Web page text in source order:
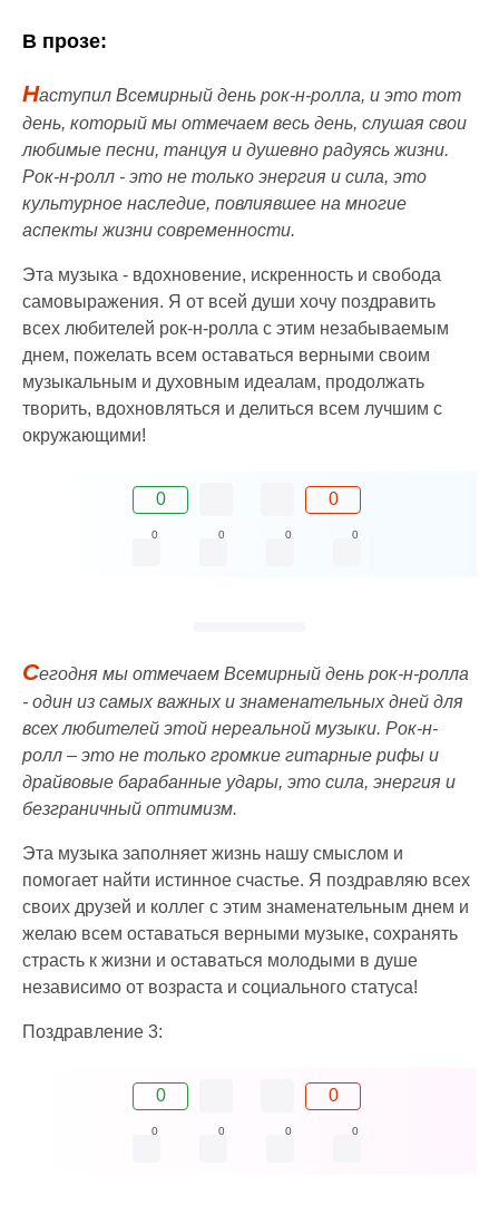
В прозе:
Наступил Всемирный день рок-н-ролла, и это тот
день, который мы отмечаем весь день, слушая свои
любимые песни, танцуя и душевно радуясь жизни.
Рок-н-ролл - это не только энергия и сила, это
культурное наследие, повлиявшее на многие
аспекты жизни современности.
Эта музыка - вдохновение, искренность и свобода
самовыражения. Я от всей души хочу поздравить
всех любителей рок-н-ролла с этим незабываемым
днем, пожелать всем оставаться верными своим
музыкальным и духовным идеалам, продолжать
творить, вдохновляться и делиться всем лучшим с
окружающими!
0 0
0 0 0 0
Сегодня мы отмечаем Всемирный день рок-н-ролла
- один из самых важных и знаменательных дней для
всех любителей этой нереальной музыки. Рок-н-
ролл – это не только громкие гитарные рифы и
драйвовые барабанные удары, это сила, энергия и
безграничный оптимизм.
Эта музыка заполняет жизнь нашу смыслом и
помогает найти истинное счастье. Я поздравляю всех
своих друзей и коллег с этим знаменательным днем и
желаю всем оставаться верными музыке, сохранять
страсть к жизни и оставаться молодыми в душе
независимо от возраста и социального статуса!
Поздравление 3:
0 0
0 0 0 0